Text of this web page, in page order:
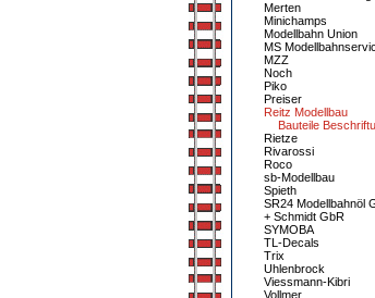
Merten
Minichamps
Modellbahn Union
MS
MZZ
Noch
Piko
Preiser
Reitz Modellbau
Bauteile
Rietze
Rivarossi
Roco
sb-Modellbau
Spieth
SR24 Modellbahnöl
+ Schmidt GbR
SYMOBA
TL-Decals
Trix
Uhlenbrock
Viessmann-Kibri
Vollmer